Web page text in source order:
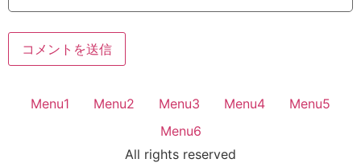
Menu1 Menu2 Menu3 Menu4
Menu5
Menu6
All rights reserved